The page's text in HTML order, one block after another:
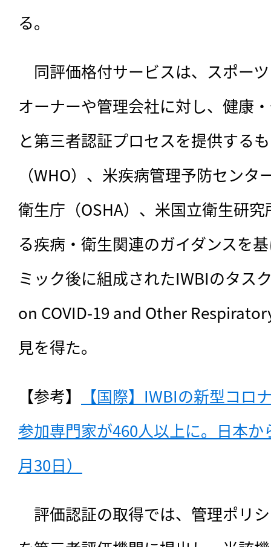
る。
同評価格付サービスは、スポー
オーナーや管理会社に対し、健康
と第三者認証プロセスを提供する
（WHO）、米疾病管理予防セン
衛生庁（OSHA）、米国立衛生研
る疾病・衛生関連のガイダンスを
ミック後に組成されたIWBIのタス
on COVID-19 and Other
見を得た。
【参考】
【国際】IWBIの新型コロ
参加専門家が460人以上に。日本
月30日）
評価認証の取得では、管理ポリ